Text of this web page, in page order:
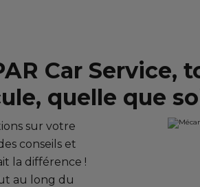
Car
quelle que
sur votre
conseils et
la différence !
au long du